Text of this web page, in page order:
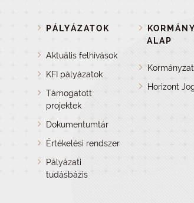
PÁLYÁZATOK
Aktuális felhívások
KFI pályázatok
Támogatott
projektek
Dokumentumtár
Értékelési rendszer
Pályázati
tudásbázis
ALAP
Horizont